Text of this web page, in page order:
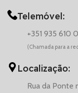
Telemóvel:
+351 935 610
(Chamada para a
Localização:
Rua da Ponte